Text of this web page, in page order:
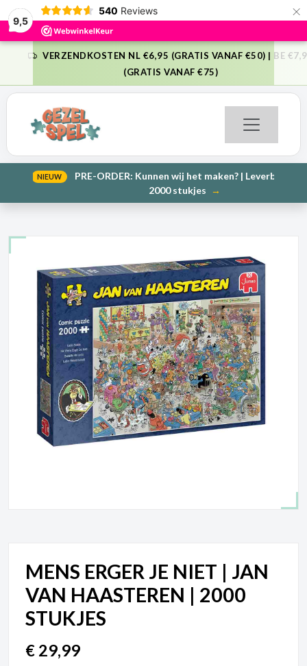
9,5
540 Reviews ×
VERZENDKOSTEN NL €6,95 (GRATIS VANAF €50) | BE €7,95
(GRATIS VANAF €75)
PRE-ORDER: Kunnen wij het maken? | Leverbaar in 1000 en
2000 stukjes →
MENS ERGER JE NIET | JAN
VAN HAASTEREN | 2000
STUKJES
€ 29,99